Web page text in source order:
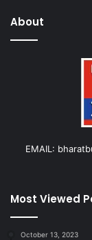
About
EMAIL:
Most Viewed
October 13, 2023